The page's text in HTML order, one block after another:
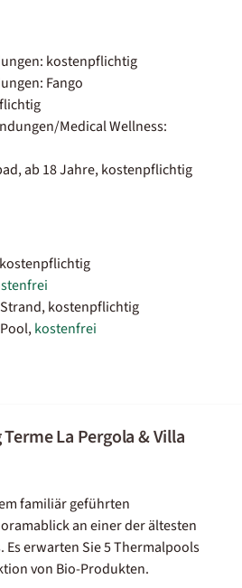
kostenpflichtig
Fango
Medical Wellness:
ab 18 Jahre, kostenpflichtig
kostenpflichtig
kostenfrei
La Pergola & Villa
familiär geführten
an einer der ältesten
erwarten Sie 5 Thermalpools
von Bio-Produkten.